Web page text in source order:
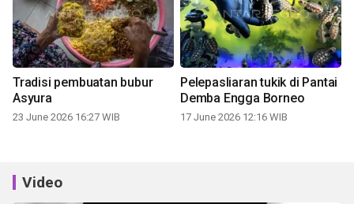
Tradisi pembuatan bubur
Asyura
23 June 2026 16:27 WIB
Pelepasliaran tukik di Pantai
Demba Engga Borneo
17 June 2026 12:16 WIB
Video